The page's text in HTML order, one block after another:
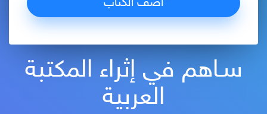
سـاهم في إثراء المكتبة
العربية